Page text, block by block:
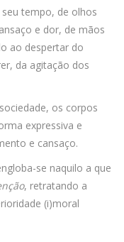
tempo, de olhos
e dor, de mãos
ao despertar do
da agitação dos
os corpos
expressiva e
e cansaço.
se naquilo a que
, retratando a
(i)moral